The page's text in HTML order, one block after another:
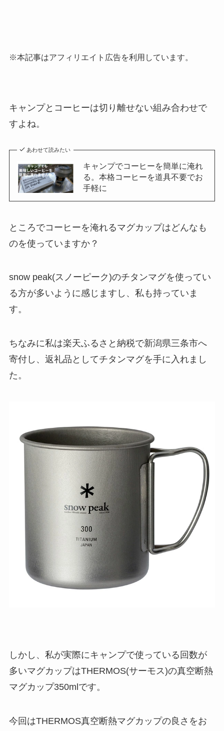
※本記事はアフィリエイト広告を利用しています。
キャンプとコーヒーは切り離せない組み合わせで
すよね。
あわせて読みたい
キャンプでコーヒーを簡単に淹れ
る。本格コーヒーを道具不要でお
手軽に
ところでコーヒーを淹れるマグカップはどんなも
のを使っていますか？
snow peak(スノーピーク)のチタンマグを使ってい
る方が多いように感じますし、私も持っていま
す。
ちなみに私は楽天ふるさと納税で新潟県三条市へ
寄付し、返礼品としてチタンマグを手に入れまし
た。
しかし、私が実際にキャンプで使っている回数が
多いマグカップはTHERMOS(サーモス)の真空断熱
マグカップ350mlです。
今回はTHERMOS真空断熱マグカップの良さをお